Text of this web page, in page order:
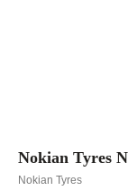
Nokian Tyres
Nokian Tyres